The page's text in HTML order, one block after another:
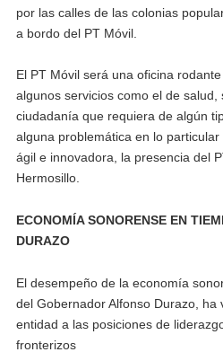
por las calles de las colonias
a bordo del PT Móvil.
El PT Móvil será una oficina
algunos servicios como el de salud,
ciudadanía que requiera de algún
alguna problemática en lo
ágil e innovadora, la presencia del
Hermosillo.
ECONOMÍA SONORENSE EN
DURAZO
El desempeño de la economía
del Gobernador Alfonso Durazo, ha
entidad a las posiciones de
fronterizos